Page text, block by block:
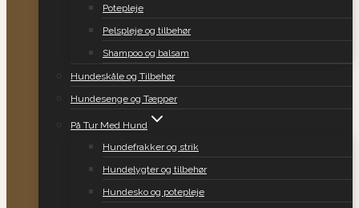
Potepleje
Pelspleje og tilbehør
Shampoo og balsam
Hundeskåle og Tilbehør
Hundesenge og Tæpper
På Tur Med Hund
Hundefrakker og strik
Hundelygter og tilbehør
Hundesko og potepleje